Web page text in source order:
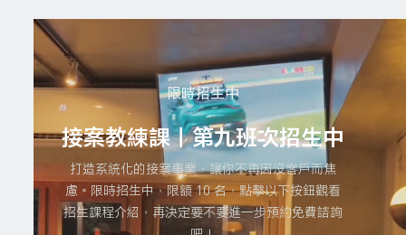
限時招生中
接案教練課｜第九班次招生中
打造系統化的接案事業，讓你不再因沒客戶而焦
慮。限時招生中，限額 10 名，點擊以下按鈕觀看
招生課程介紹，再決定要不要進一步預約免費諮詢